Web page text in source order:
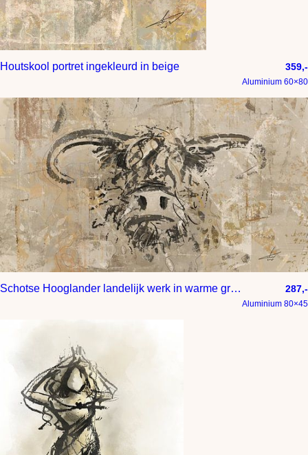
Houtskool portret ingekleurd in beige 359,-
Aluminium 60×80
Schotse Hooglander landelijk werk in warme grijs tinten taupe en bruin 287,-
Aluminium 80×45